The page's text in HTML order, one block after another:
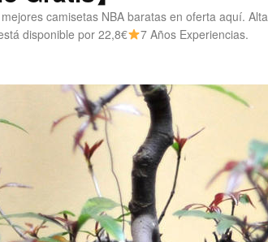
camisetas NBA baratas en oferta aquí. Alta
disponible por 22,8€
7 Años Experiencias.